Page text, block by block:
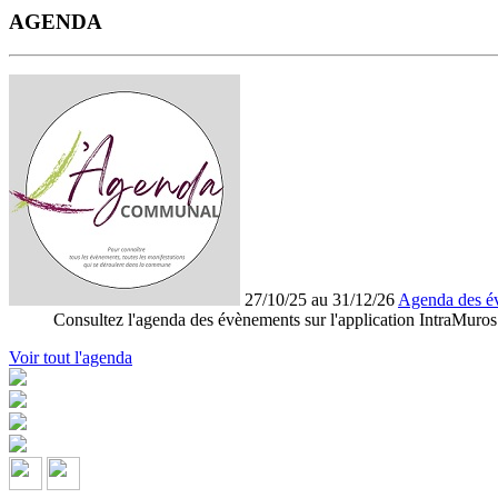
AGENDA
27/10/25 au 31/12/26 Agenda des
Consultez l'agenda des évènements sur l'application IntraMuros
Voir tout l'agenda